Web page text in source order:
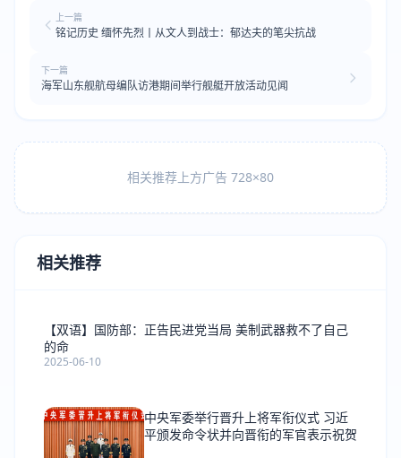
上一篇
铭记历史 缅怀先烈丨从文人到战士：郁达夫的笔尖抗战
下一篇
海军山东舰航母编队访港期间举行舰艇开放活动见闻
相关推荐上方广告 728×80
相关推荐
【双语】国防部：正告民进党当局 美制武器救不了自己
的命
2025-06-10
中央军委举行晋升上将军衔仪式 习近
平颁发命令状并向晋衔的军官表示祝贺